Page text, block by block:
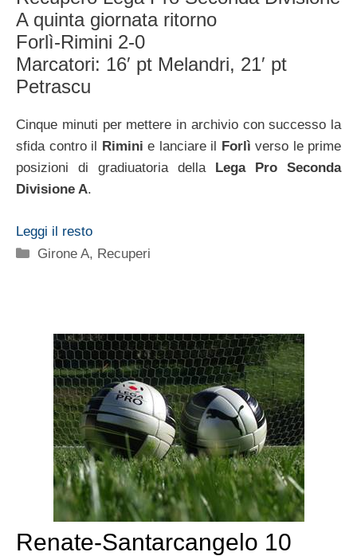
A quinta giornata ritorno
Forlì-Rimini 2-0
Marcatori: 16′ pt Melandri, 21′ pt
Petrascu
Cinque minuti per mettere in archivio con successo la
sfida contro il
Rimini e lanciare il Forlì verso le prime
posizioni di gradiuatoria della
Lega Pro Seconda
Divisione A.
Leggi il resto
Categorie
Girone A, Recuperi
Renate-Santarcangelo 10